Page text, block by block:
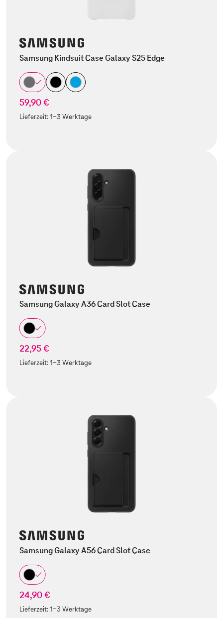
Samsung Kindsuit Case Galaxy S25 Edge
59,90 €
Lieferzeit:1-3 Werktage
Samsung Galaxy A36 Card Slot Case
22,95 €
Lieferzeit:1-3 Werktage
Samsung Galaxy A56 Card Slot Case
24,90 €
Lieferzeit:1-3 Werktage